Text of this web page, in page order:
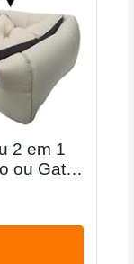
2 em 1
ou Gato